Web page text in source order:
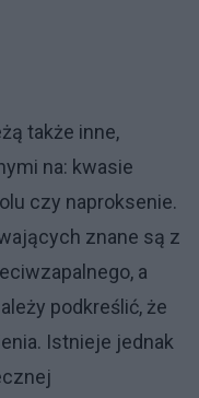
także inne,
na: kwasie
czy naproksenie.
znane są z
a
podkreślić, że
Istnieje jednak